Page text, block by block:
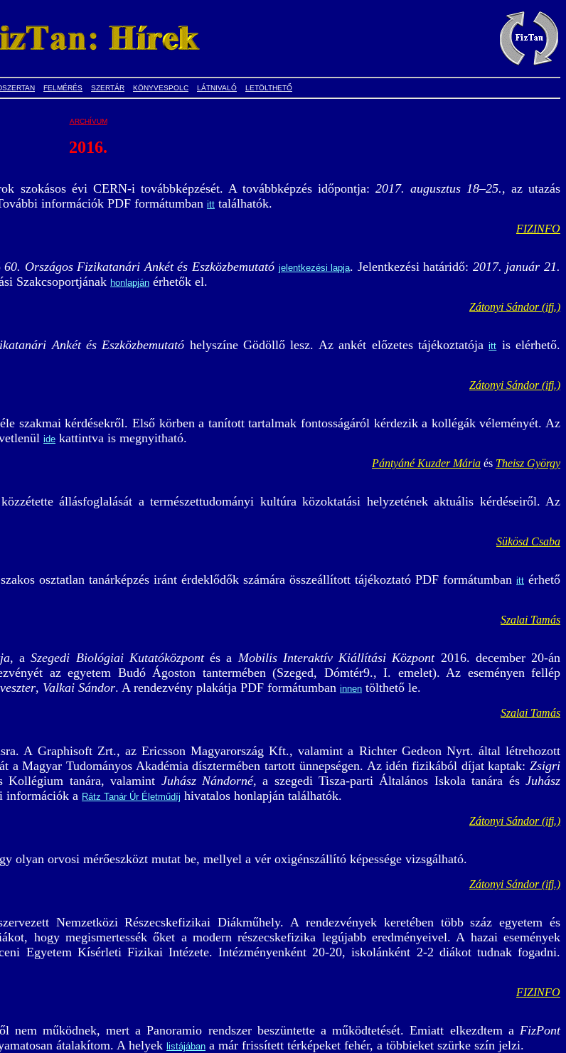
FELMÉRÉS SZERTÁR KÖNYVESPOLC LÁTNIVALÓ LETÖLTHETŐ
ARCHÍVUM
2016.
szokásos évi CERN-i továbbképzését. A továbbképzés időpontja: 2017. augusztus 18–25., az utazás
információk PDF formátumban itt találhatók.
FIZINFO
60. Országos Fizikatanári Ankét és Eszközbemutató jelentkezési lapja. Jelentkezési határidő: 2017. január 21.
Szakcsoportjának honlapján érhetők el.
Zátonyi Sándor (ifj.)
Ankét és Eszközbemutató helyszíne Gödöllő lesz. Az ankét előzetes tájékoztatójaitt is elérhető.
Zátonyi Sándor (ifj.)
szakmai kérdésekről. Első körben a tanított tartalmak fontosságáról kérdezik a kollégák véleményét. Az
ide kattintva is megnyitható.
Pántyáné Kuzder Mária és Theisz György
állásfoglalását a természettudományi kultúra közoktatási helyzetének aktuális kérdéseiről. Az
Sükösd Csaba
osztatlan tanárképzés iránt érdeklődők számára összeállított tájékoztató PDF formátumbanitt érhető
Szalai Tamás
, aSzegedi Biológiai Kutatóközpontés a Mobilis Interaktív Kiállítási Központ2016. december 20-án
az egyetem Budó Ágoston tantermében (Szeged, Dómtér9., I. emelet). Az eseményen fellép
, Valkai Sándor. A rendezvény plakátja PDF formátumban innen tölthető le.
Szalai Tamás
A Graphisoft Zrt., az Ericsson Magyarország Kft., valamint a Richter Gedeon Nyrt. által létrehozott
Magyar Tudományos Akadémia dísztermében tartott ünnepségen. Az idén fizikából díjat kaptak: Zsigri
Kollégium tanára, valamint Juhász Nándorné, a szegedi Tisza-parti Általános Iskola tanára ésJuhász
információk a Rátz Tanár Úr Életműdíj hivatalos honlapján találhatók.
Zátonyi Sándor (ifj.)
olyan orvosi mérőeszközt mutat be, mellyel a vér oxigénszállító képessége vizsgálható.
Zátonyi Sándor (ifj.)
Nemzetközi Részecskefizikai Diákműhely. A rendezvények keretében több száz egyetem és
hogy megismertessék őket a modern részecskefizika legújabb eredményeivel. A hazai események
Egyetem Kísérleti Fizikai Intézete. Intézményenként 20-20, iskolánként 2-2 diákot tudnak fogadni.
FIZINFO
nem működnek, mert a Panoramio rendszer beszüntette a működtetését. Emiatt elkezdtem aFizPont
átalakítom. A helyek listájában a már frissített térképeket fehér, a többieket szürke szín jelzi.